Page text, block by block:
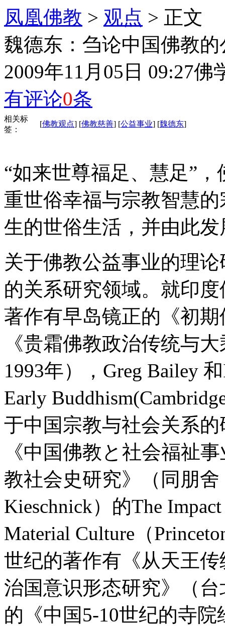
凤凰佛教 > 观点 > 正文
魏德东：刍论中国佛教
2009年11月05日 09:27佛
有评论0条
相关标
签：
[佛教观点] [佛教慈善] [公益事业] [魏德东]
“如来世尊福足、慧足”
重世俗幸福与宗教智慧
生的世俗生活，并由此
关于佛教公益事业的理
的关系研究领域。就印
著作有早岛镜正的《初
《贵霜佛教政治传统与
1993年），Greg Bailey
Early
于中国宗教与社会关系
《中国佛教と社会福祉
教社会史研究》（同朋舍
Kieschnick）的The
Material Culture（
世纪的著作有《从天王
治国意识形态研究》（
的《中国5-10世纪的寺